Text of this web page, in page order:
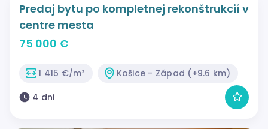
Predaj bytu po kompletnej rekonštrukcií v
centre mesta
75 000 €
1 415 €/m²
Košice - Západ (+9.6 km)
4 dni